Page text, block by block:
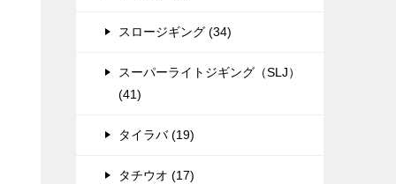
スロージギング (34)
スーパーライトジギング（SLJ）
(41)
タイラバ (19)
タチウオ (17)